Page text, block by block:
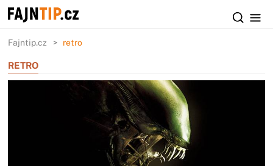
Fajntip.cz retro
RETRO